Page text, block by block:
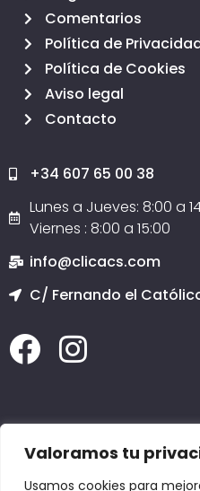
Valoramos tu
Usamos cookies para
Comentarios
Política de
Política de Cookies
Aviso legal
Contacto
+34 607 65 00 38
Lunes a Jueves: 8:00 a
Viernes : 8:00 a 15:00
info@clicacs.com
C/ Fernando el
2020 © Todos los
SERVICIO TÉCNICO INFORMÁTICO